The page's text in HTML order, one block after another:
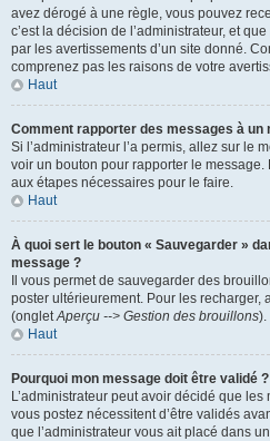
avez dérogé à une règle, vous pouvez
c’est la décision de l’administrateur, et
par les avertissements d’un site donné.
comprenez pas les raisons de votre
Haut
Comment rapporter des messages à un
Si l’administrateur l’a permis, allez sur le
voir un bouton pour rapporter le
aux étapes nécessaires pour le faire.
Haut
À quoi sert le bouton « Sauvegarder »
message ?
Il vous permet de sauvegarder des
poster ultérieurement. Pour les recharger,
(ongletAperçu --> Gestion des brouillons).
Haut
Pourquoi mon message doit être validé ?
L’administrateur peut avoir décidé que
vous postez nécessitent d’être validés
que l’administrateur vous ait placé dans